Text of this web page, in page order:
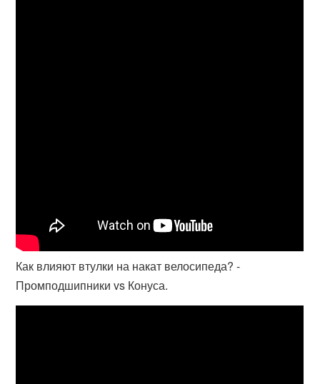
Как влияют втулки на накат велосипеда? -
Промподшипники vs Конуса.